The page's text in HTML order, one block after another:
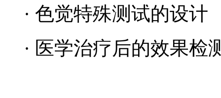
· 色觉特殊测试的设计
· 医学治疗后的效果检